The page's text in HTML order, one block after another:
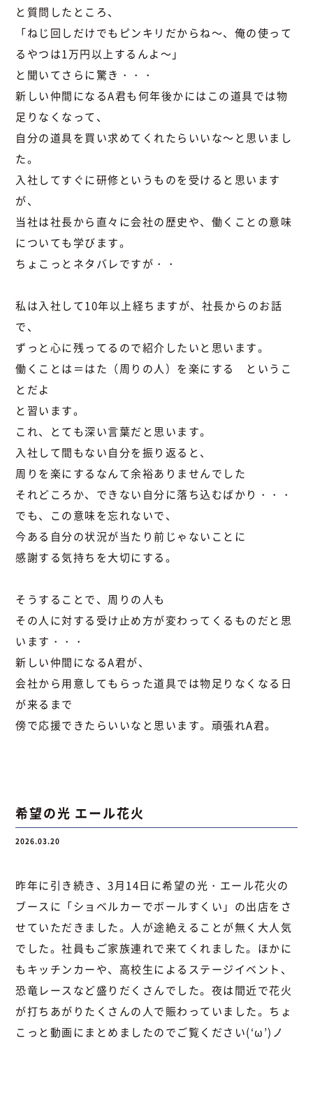
と質問したところ、
「ねじ回しだけでもピンキリだからね～、俺の使って
るやつは1万円以上するんよ～」
と聞いてさらに驚き・・・
新しい仲間になるA君も何年後かにはこの道具では物
足りなくなって、
自分の道具を買い求めてくれたらいいな～と思いまし
た。
入社してすぐに研修というものを受けると思います
が、
当社は社長から直々に会社の歴史や、働くことの意味
についても学びます。
ちょこっとネタバレですが・・
私は入社して10年以上経ちますが、社長からのお話
で、
ずっと心に残ってるので紹介したいと思います。
働くことは＝はた（周りの人）を楽にする というこ
とだよ
と習います。
これ、とても深い言葉だと思います。
入社して間もない自分を振り返ると、
周りを楽にするなんて余裕ありませんでした
それどころか、できない自分に落ち込むばかり・・・
でも、この意味を忘れないで、
今ある自分の状況が当たり前じゃないことに
感謝する気持ちを大切にする。
そうすることで、周りの人も
その人に対する受け止め方が変わってくるものだと思
います・・・
新しい仲間になるA君が、
会社から用意してもらった道具では物足りなくなる日
が来るまで
傍で応援できたらいいなと思います。頑張れA君。
希望の光 エール花火
2026.03.20
昨年に引き続き、3月14日に希望の光・エール花火の
ブースに「ショベルカーでボールすくい」の出店をさ
せていただきました。人が途絶えることが無く大人気
でした。社員もご家族連れで来てくれました。ほかに
もキッチンカーや、高校生によるステージイベント、
恐竜レースなど盛りだくさんでした。夜は間近で花火
が打ちあがりたくさんの人で賑わっていました。ちょ
こっと動画にまとめましたのでご覧ください(‘ω’)ノ